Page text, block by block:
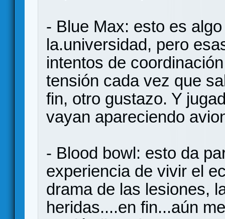
- Blue Max: esto es
la.universidad, pero
intentos de
tensión cada vez que
fin, otro gustazo. Y
vayan apareciendo
- Blood bowl: esto da
experiencia de vivir el
drama de las lesiones,
heridas....en fin...aún